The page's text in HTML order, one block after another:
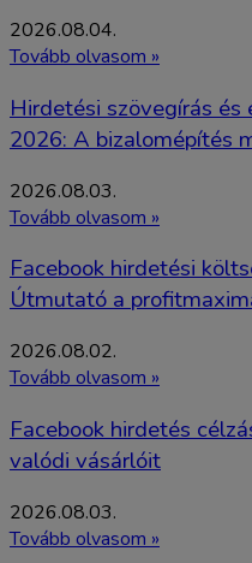
2026.08.04.
Tovább olvasom »
Hirdetési szövegírás
2026: A bizalomépítés
2026.08.03.
Tovább olvasom »
Facebook hirdetési
Útmutató a
2026.08.02.
Tovább olvasom »
Facebook hirdetés
valódi vásárlóit
2026.08.03.
Tovább olvasom »